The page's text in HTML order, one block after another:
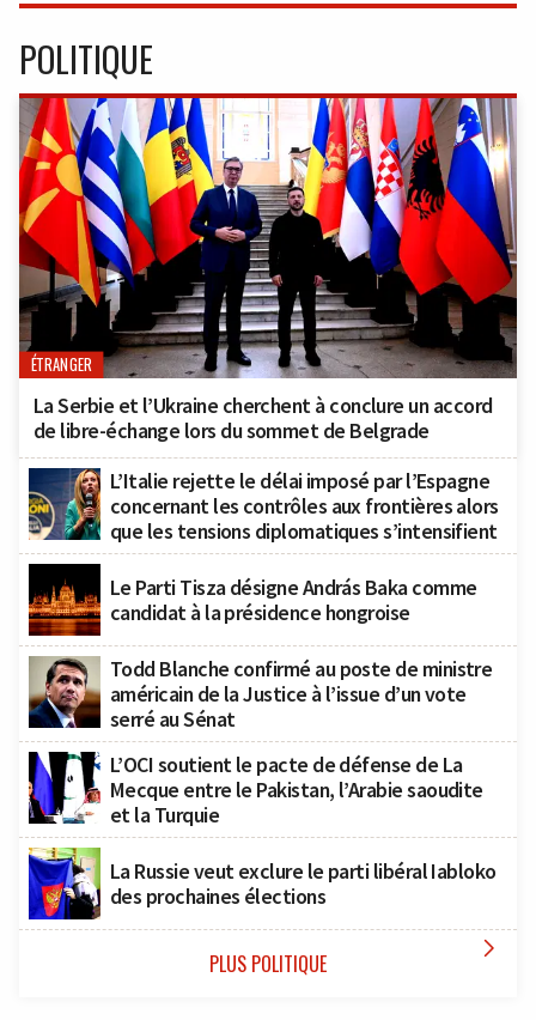
POLITIQUE
ÉTRANGER
La Serbie et l’Ukraine cherchent à conclure un accord
de libre-échange lors du sommet de Belgrade
L’Italie rejette le délai imposé par l’Espagne
concernant les contrôles aux frontières alors
que les tensions diplomatiques s’intensifient
Le Parti Tisza désigne András Baka comme
candidat à la présidence hongroise
Todd Blanche confirmé au poste de ministre
américain de la Justice à l’issue d’un vote
serré au Sénat
L’OCI soutient le pacte de défense de La
Mecque entre le Pakistan, l’Arabie saoudite
et la Turquie
La Russie veut exclure le parti libéral Iabloko
des prochaines élections
PLUS POLITIQUE 